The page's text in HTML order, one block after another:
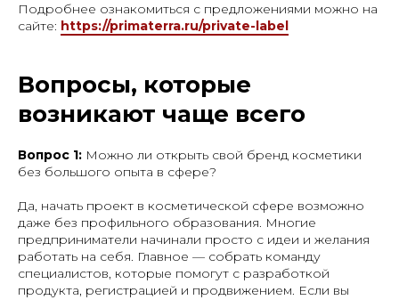
Подробнее ознакомиться с предложениями можно на
сайте: https://primaterra.ru/private-label
Вопросы, которые
возникают чаще всего
Вопрос 1: Можно ли открыть свой бренд косметики
без большого опыта в сфере?
Да, начать проект в косметической сфере возможно
даже без профильного образования. Многие
предприниматели начинали просто с идеи и желания
работать на себя. Главное — собрать команду
специалистов, которые помогут с разработкой
продукта, регистрацией и продвижением. Если вы